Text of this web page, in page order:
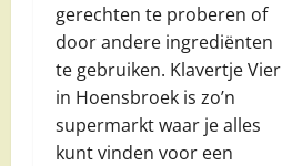
gerechten te proberen of
door andere ingrediënten
te gebruiken. Klavertje Vier
in Hoensbroek is zo’n
supermarkt waar je alles
kunt vinden voor een